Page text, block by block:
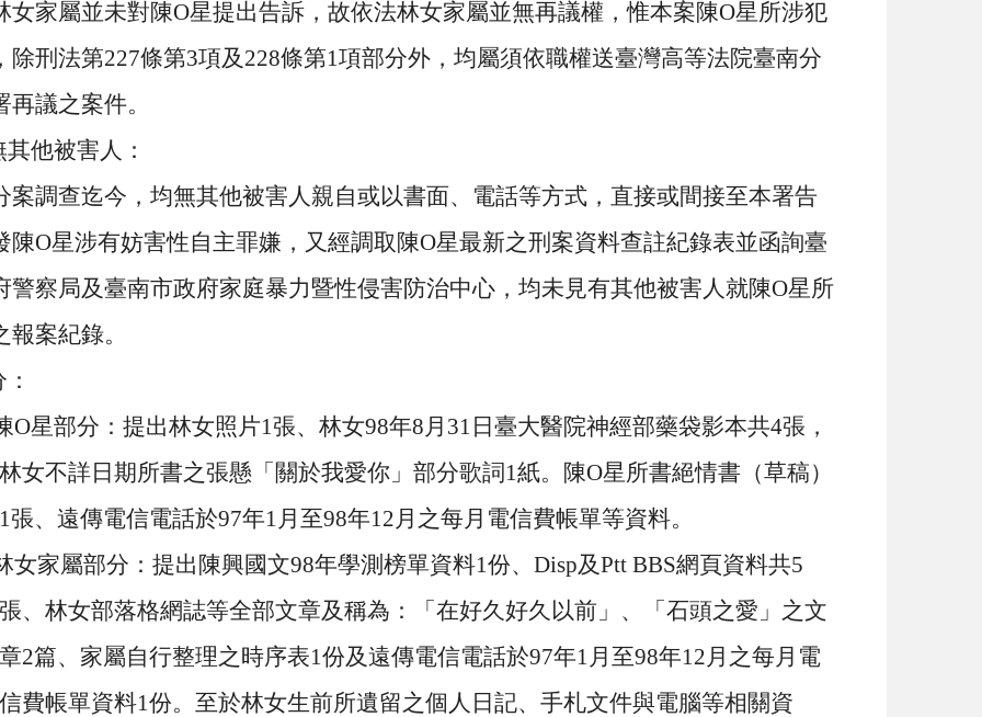
女家屬並未對陳O星提出告訴，故依法林女家屬並無再議權，惟本案陳O星所涉犯
除刑法第227條第3項及 228條第1項部分外，均屬須依職權送臺灣高等法院臺南分
再議之案件。
他被害人：
案調查迄今，均無其他被害人親自或以書面、電話等方式，直接或間接至本署告
陳O星涉有妨害性自主罪嫌，又經調取陳O星最新之刑案資料查註紀錄表並函詢臺
警察局及臺南市政府家庭暴力暨性侵害防治中心，均未見有其他被害人就陳O星所
報案紀錄。
O星部分：提出林女照片1張、林女98年8 月 31 日臺大醫院神經部藥袋影本共4張，
林女不詳日期所書之張懸「關於我愛你」部分歌詞1紙。陳O星所書絕情書（草稿）
1張、遠傳電信電話於97年1 月至98年12 月之每月電信費帳單等資料。
女家屬部分：提出陳興國文98年學測榜單資料1份、 Disp及Ptt BBS網頁資料共5
張、林女部落格網誌等全部文章及稱為：「在好久好久以前」、「石頭之愛」之文
章2篇、家屬自行整理之時序表1份及遠傳電信電話於97年1 月至98年12 月之每月電
信費帳單資料1份。至於林女生前所遺留之個人日記、手札文件與電腦等相關資